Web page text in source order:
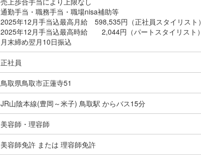
通勤手当・職務手当・職場nisa補助等
2025年12月手当込最高月給 598,535円（正社員スタイリスト）
2025年12月手当込最高時給 2,044円（パートスタイリスト）
月末締め翌月10日振込
正社員
鳥取県鳥取市正蓮寺51
JR山陰本線(豊岡～米子) 鳥取駅 からバス15分
美容師・理容師
美容師免許 または 理容師免許